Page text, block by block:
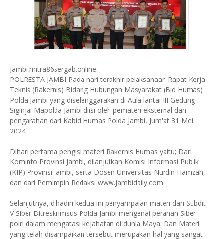
Jambi,mitra86sergab.online.
POLRESTA JAMBI Pada hari terakhir pelaksanaan Rapat Kerja
Teknis (Rakernis) Bidang Hubungan Masyarakat (Bid Humas)
Polda Jambi yang diselenggarakan di Aula lantai III Gedung
Siginjai Mapolda Jambi diisi oleh pemateri eksternal dan
pengarahan dari Kabid Humas Polda Jambi, Jum'at 31 Mei
2024.
Dihari pertama pengisi materi Rakernis Humas yaitu; Dari
Kominfo Provinsi Jambi, dilanjutkan Komisi Informasi Publik
(KIP) Provinsi Jambi, serta Dosen Universitas Nurdin Hamzah,
dan dari Pemimpin Redaksi www.jambidaily.com.
Selanjutnya, dihadiri kedua ini penyampaian materi dari Subdit
V Siber Ditreskrimsus Polda Jambi mengenai peranan Siber
polri dalam mengatasi kejahatan di dunia Maya. Dan Materi
yang telah disampaikan tersebut merupakan hal yang sangat